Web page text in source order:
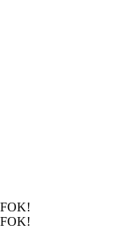
FOK!
FOK!